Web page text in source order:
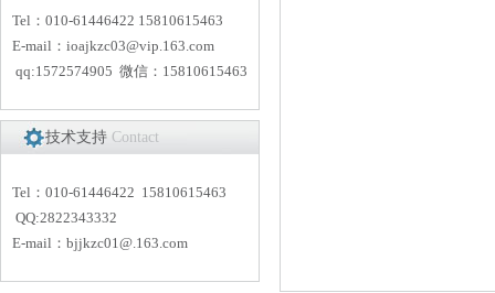
Tel：010-61446422 15810615463
E-mail： ioajkzc03@vip.163.com
qq:1572574905 微信：15810615463
技术支持 Contact
Tel：010-61446422 15810615463
QQ:2822343332
E-mail： bjjkzc01@.163.com